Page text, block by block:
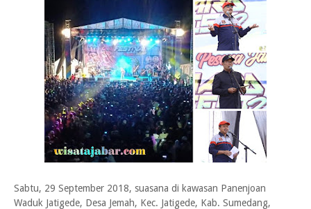
Sabtu, 29 September 2018, suasana di kawasan Panenjoan
Waduk Jatigede, Desa Jemah, Kec. Jatigede, Kab. Sumedang,